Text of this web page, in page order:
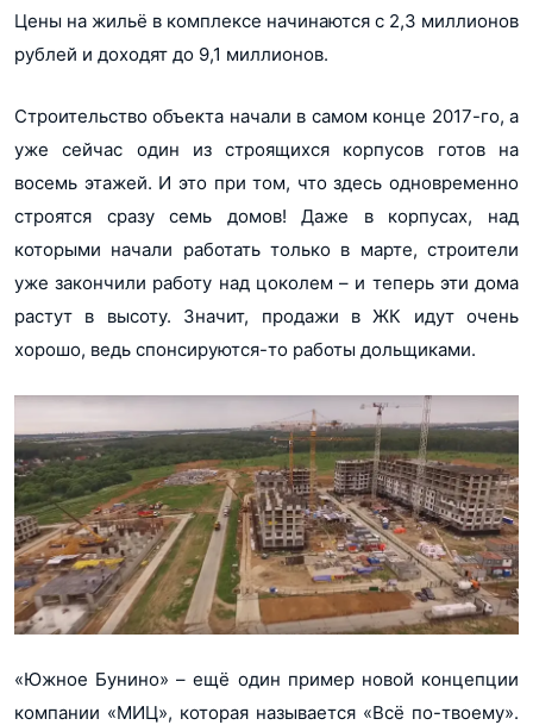
Цены на жильё в комплексе начинаются с 2,3 миллионов
рублей и доходят до 9,1 миллионов.
Строительство объекта начали в самом конце 2017-го, а
уже сейчас один из строящихся корпусов готов на
восемь этажей. И это при том, что здесь одновременно
строятся сразу семь домов! Даже в корпусах, над
которыми начали работать только в марте, строители
уже закончили работу над цоколем – и теперь эти дома
растут в высоту. Значит, продажи в ЖК идут очень
хорошо, ведь спонсируются-то работы дольщиками.
«Южное Бунино» – ещё один пример новой концепции
компании «МИЦ», которая называется «Всё по-твоему».